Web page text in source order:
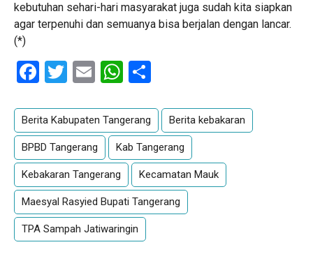
kebutuhan sehari-hari masyarakat juga sudah kita siapkan
agar terpenuhi dan semuanya bisa berjalan dengan lancar.
(*)
Facebook
Twitter
EmailWhatsApp
Berita Kabupaten Tangerang Berita kebakaran
BPBD Tangerang Kab Tangerang
Kebakaran Tangerang Kecamatan Mauk
Maesyal Rasyied Bupati Tangerang
TPA Sampah Jatiwaringin